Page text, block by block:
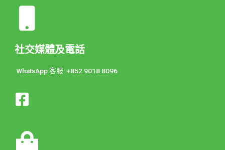
社交媒體及電話
WhatsApp 客服: +852 9018 8096